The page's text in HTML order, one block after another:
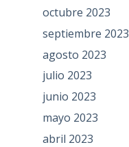
octubre 2023
septiembre 2023
agosto 2023
julio 2023
junio 2023
mayo 2023
abril 2023